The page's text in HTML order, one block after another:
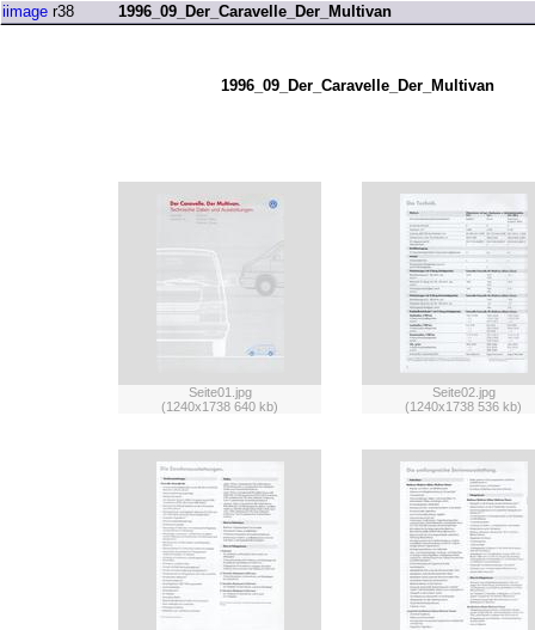
iimage r38 1996_09_Der_Caravelle_Der_Multivan
1996_09_Der_Caravelle_Der_Multivan
Seite01.jpg
(1240x1738 640 kb)
Seite02.jpg
(1240x1738 536 kb)